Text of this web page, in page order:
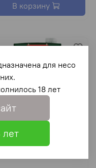
В корзину
для несо
18 лет
лет